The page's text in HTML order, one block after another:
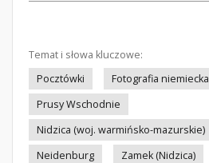
Temat i słowa kluczowe:
Pocztówki
Fotografia niemiecka
Prusy Wschodnie
Nidzica (woj. warmińsko-mazurskie)
Neidenburg
Zamek (Nidzica)